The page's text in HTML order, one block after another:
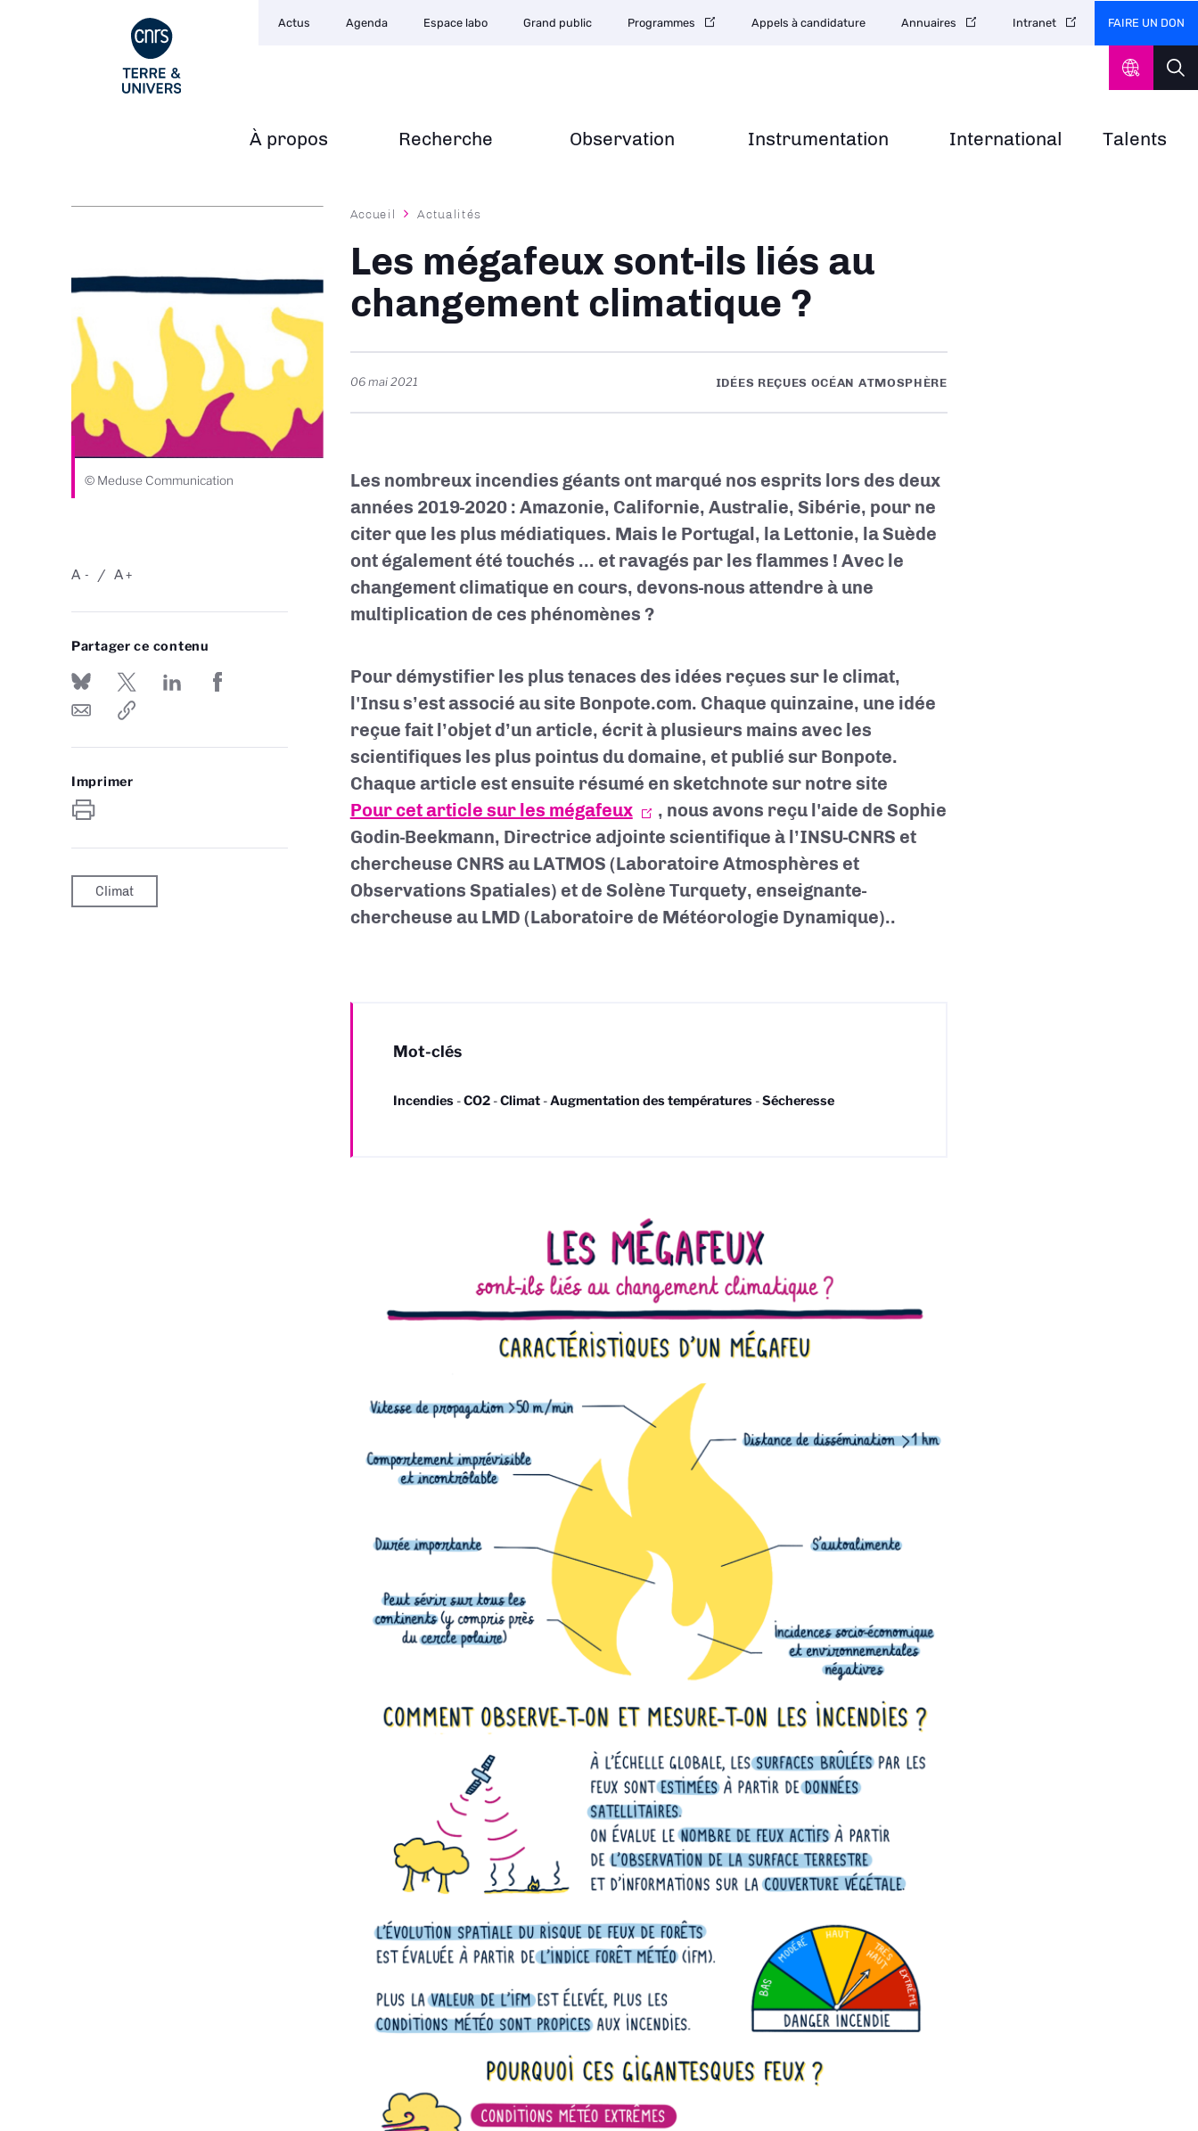
Navigation
À propos Recherche Observation Instrumentation International Talents
secondaire
Actus Agenda Espace labo Grand public Programmes Appels à candidature Annuaires Intranet FAIRE UN DON
© Meduse Communication
-
A +
A
Partager ce contenu
Imprimer
Climat
Fil
Accueil Actualités
Les mégafeux sont-ils liés au
changement climatique ?
06 mai 2021 IDÉES REÇUES OCÉAN ATMOSPHÈRE
Les nombreux incendies géants ont marqué nos esprits lors des deux
années 2019-2020 : Amazonie, Californie, Australie, Sibérie, pour ne
citer que les plus médiatiques. Mais le Portugal, la Lettonie, la Suède
ont également été touchés ... et ravagés par les flammes ! Avec le
changement climatique en cours, devons-nous attendre à une
multiplication de ces phénomènes ?
Pour démystifier les plus tenaces des idées reçues sur le climat,
l'Insu s’est associé au site Bonpote.com. Chaque quinzaine, une idée
reçue fait l’objet d’un article, écrit à plusieurs mains avec les
scientifiques les plus pointus du domaine, et publié sur Bonpote.
Chaque article est ensuite résumé en sketchnote sur notre site
Pour cet article sur les mégafeux
, nous avons reçu l'aide de Sophie
Godin-Beekmann, Directrice adjointe scientifique à l’INSU-CNRS et
chercheuse CNRS au LATMOS (Laboratoire Atmosphères et
Observations Spatiales) et de Solène Turquety, enseignante-
chercheuse au LMD (Laboratoire de Météorologie Dynamique)..
Mot-clés
Incendies-CO2-Climat-Augmentation des températures-Sécheresse